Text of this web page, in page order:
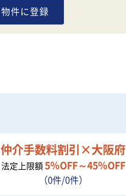
物件に登録
仲介手数料割引×大阪府
法定上限額5％OFF～45％OFF
（0件/0件）